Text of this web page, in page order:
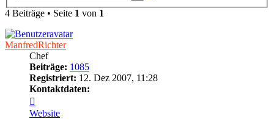
4 Beiträge • Seite 1 von 1
ManfredRichter
Chef
Beiträge: 1085
Registriert: 12. Dez 2007, 11:28
Kontaktdaten:
von
ManfredRichter
Website